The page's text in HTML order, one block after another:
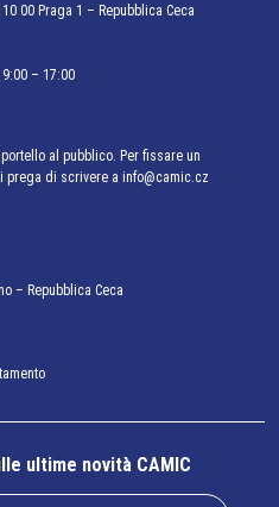
00 Praga 1 – Repubblica Ceca
– 17:00
al pubblico. Per fissare un
prega di scrivere a info@camic.cz
– Repubblica Ceca
ultime novità CAMIC